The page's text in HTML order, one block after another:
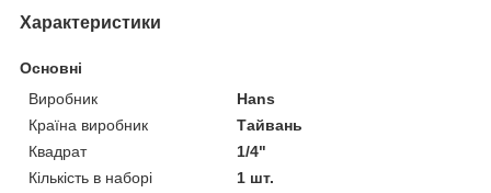
Характеристики
Основні
Виробник
Hans
Країна виробник
Тайвань
Квадрат
1/4"
Кількість в наборі
1 шт.